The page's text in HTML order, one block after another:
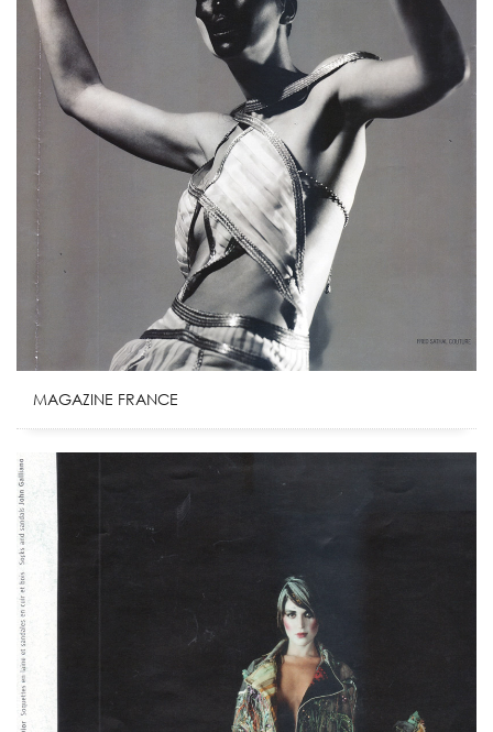
MAGAZINE FRANCE